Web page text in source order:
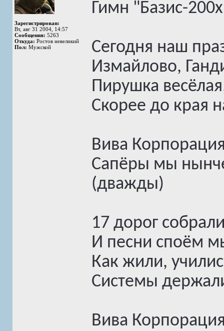
Зарегистрирован:
Вт, авг 31 2004, 14:57
Сообщения: 5263
Откуда: Ростов невеликий
Пол: Мужской
Гимн "Базис-
Сегодня наш
Измайлово,
Пирушка
Скорее до края
Вива
Сапёры мы
(дважды)
17 дорог
И песни споём
Как жили,
Системы
Вива